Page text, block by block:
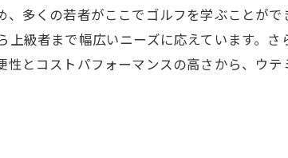
多くの若者がここでゴルフを学ぶことが
級者まで幅広いニーズに応えています。
とコストパフォーマンスの高さから、ウ